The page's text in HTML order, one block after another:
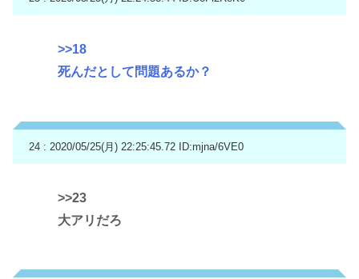
>>18
死んだとして問題あるか？
24 : 2020/05/25(月) 22:25:45.72 ID:mjna/6VE0
>>23
大アリだろ